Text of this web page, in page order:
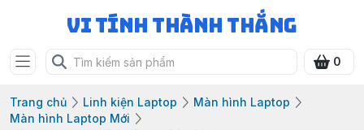
Vi Tính Thành Thắng
0
Trang chủ Linh kiện Laptop
Màn hình Laptop
Màn hình Laptop Mới